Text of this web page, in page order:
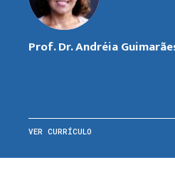
Prof. Dr. Andréia
VER CURRÍCULO